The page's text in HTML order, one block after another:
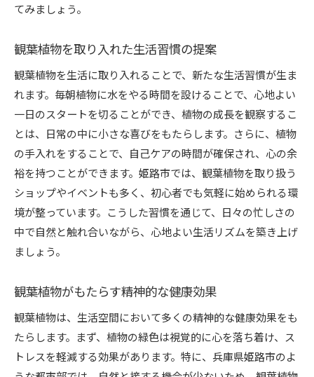
てみましょう。
観葉植物を取り入れた生活習慣の提案
観葉植物を生活に取り入れることで、新たな生活習慣が生ま
れます。毎朝植物に水をやる時間を設けることで、心地よい
一日のスタートを切ることができ、植物の成長を観察するこ
とは、日常の中に小さな喜びをもたらします。さらに、植物
の手入れをすることで、自己ケアの時間が確保され、心の余
裕を持つことができます。姫路市では、観葉植物を取り扱う
ショップやイベントも多く、初心者でも気軽に始められる環
境が整っています。こうした習慣を通じて、日々の忙しさの
中で自然と触れ合いながら、心地よい生活リズムを築き上げ
ましょう。
観葉植物がもたらす精神的な健康効果
観葉植物は、生活空間において多くの精神的な健康効果をも
たらします。まず、植物の緑色は視覚的に心を落ち着け、ス
トレスを軽減する効果があります。特に、兵庫県姫路市のよ